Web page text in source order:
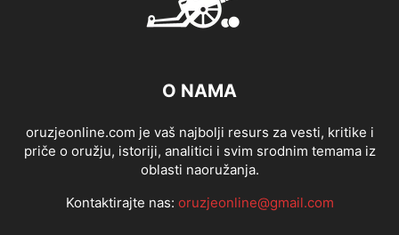
O NAMA
oruzjeonline.com je vaš najbolji resurs za vesti, kritike i
priče o oružju, istoriji, analitici i svim srodnim temama iz
oblasti naoružanja.
Kontaktirajte nas: oruzjeonline@gmail.com